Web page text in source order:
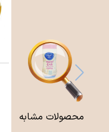
محصولات مشابه